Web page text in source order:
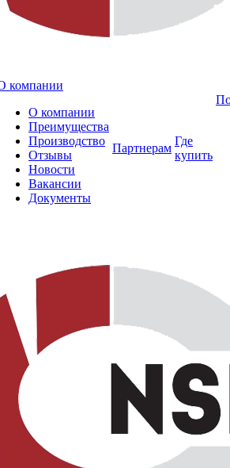
компании
О компании
Преимущества
Производство
Отзывы
Новости
Вакансии
Документы
Партнерам
Где
купить